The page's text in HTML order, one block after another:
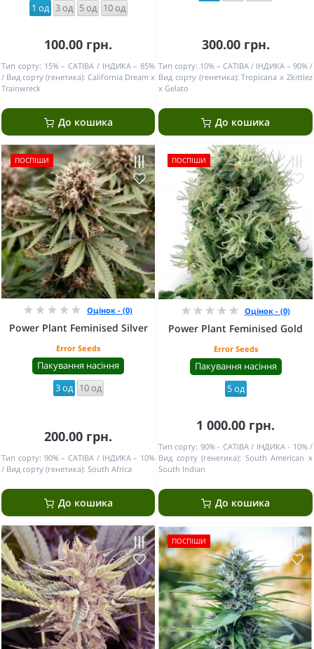
1 од 3 од 5 од 10 од
100.00 грн.
Тип сорту: 15% – САТІВА / ІНДИКА – 85%
Вид сорту (генетика): California Dream x
Trainwreck
До кошика
300.00 грн.
Тип сорту: 10% – САТІВА / ІНДИКА – 90%
Вид сорту (генетика): Tropicana x Zkittlez
x Gelato
До кошика
ПОСПІШИ
Оцінок - (0)
Power Plant Feminised Silver
Error Seeds
Пакування насіння
3 од 10 од
200.00 грн.
Тип сорту: 90% – САТІВА / ІНДИКА – 10%
Вид сорту (генетика): South Africa
До кошика
ПОСПІШИ
Оцінок - (0)
Power Plant Feminised Gold
Error Seeds
Пакування насіння
5 од
1 000.00 грн.
Тип сорту: 90% - САТІВА / ІНДИКА - 10%
Вид сорту (генетика): South American x
South Indian
До кошика
ПОСПІШИ